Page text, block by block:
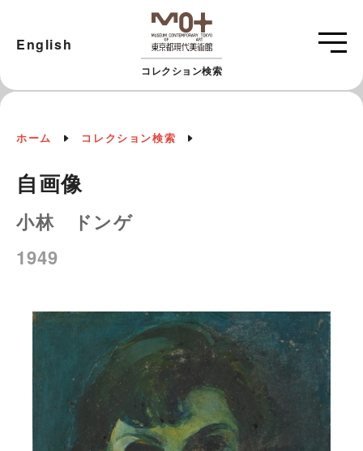
コレクション検索
English
ホーム コレクション検索
自画像
小林 ドンゲ
1949